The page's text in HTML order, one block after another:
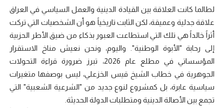
لطالما كانت العلاقة بين القيادة الدينية والعمل السياسي في العراق
علاقة جدلية وعميقة، لكن الثابت تاريخياً هو أن الشخصيات التي تركت
أثراً خالداً هي تلك التي استطاعت العبور بذكاء من ضيق الأطر الحزبية
إلى رحابة "الأبوة الوطنية". واليوم، ونحن نعيش مناخ الاستقرار
المؤسساتي في مطلع عام 2026، تبرز ضرورة قراءة التحولات
الجوهرية في خطاب الشيخ قيس الخزعلي، ليس بوصفها متغيرات
سياسية عابرة، بل كمشروع لنوع جديد من "الشرعية الشعبية" التي
تجمع بين الأصالة الدينية ومتطلبات الدولة الحديثة.